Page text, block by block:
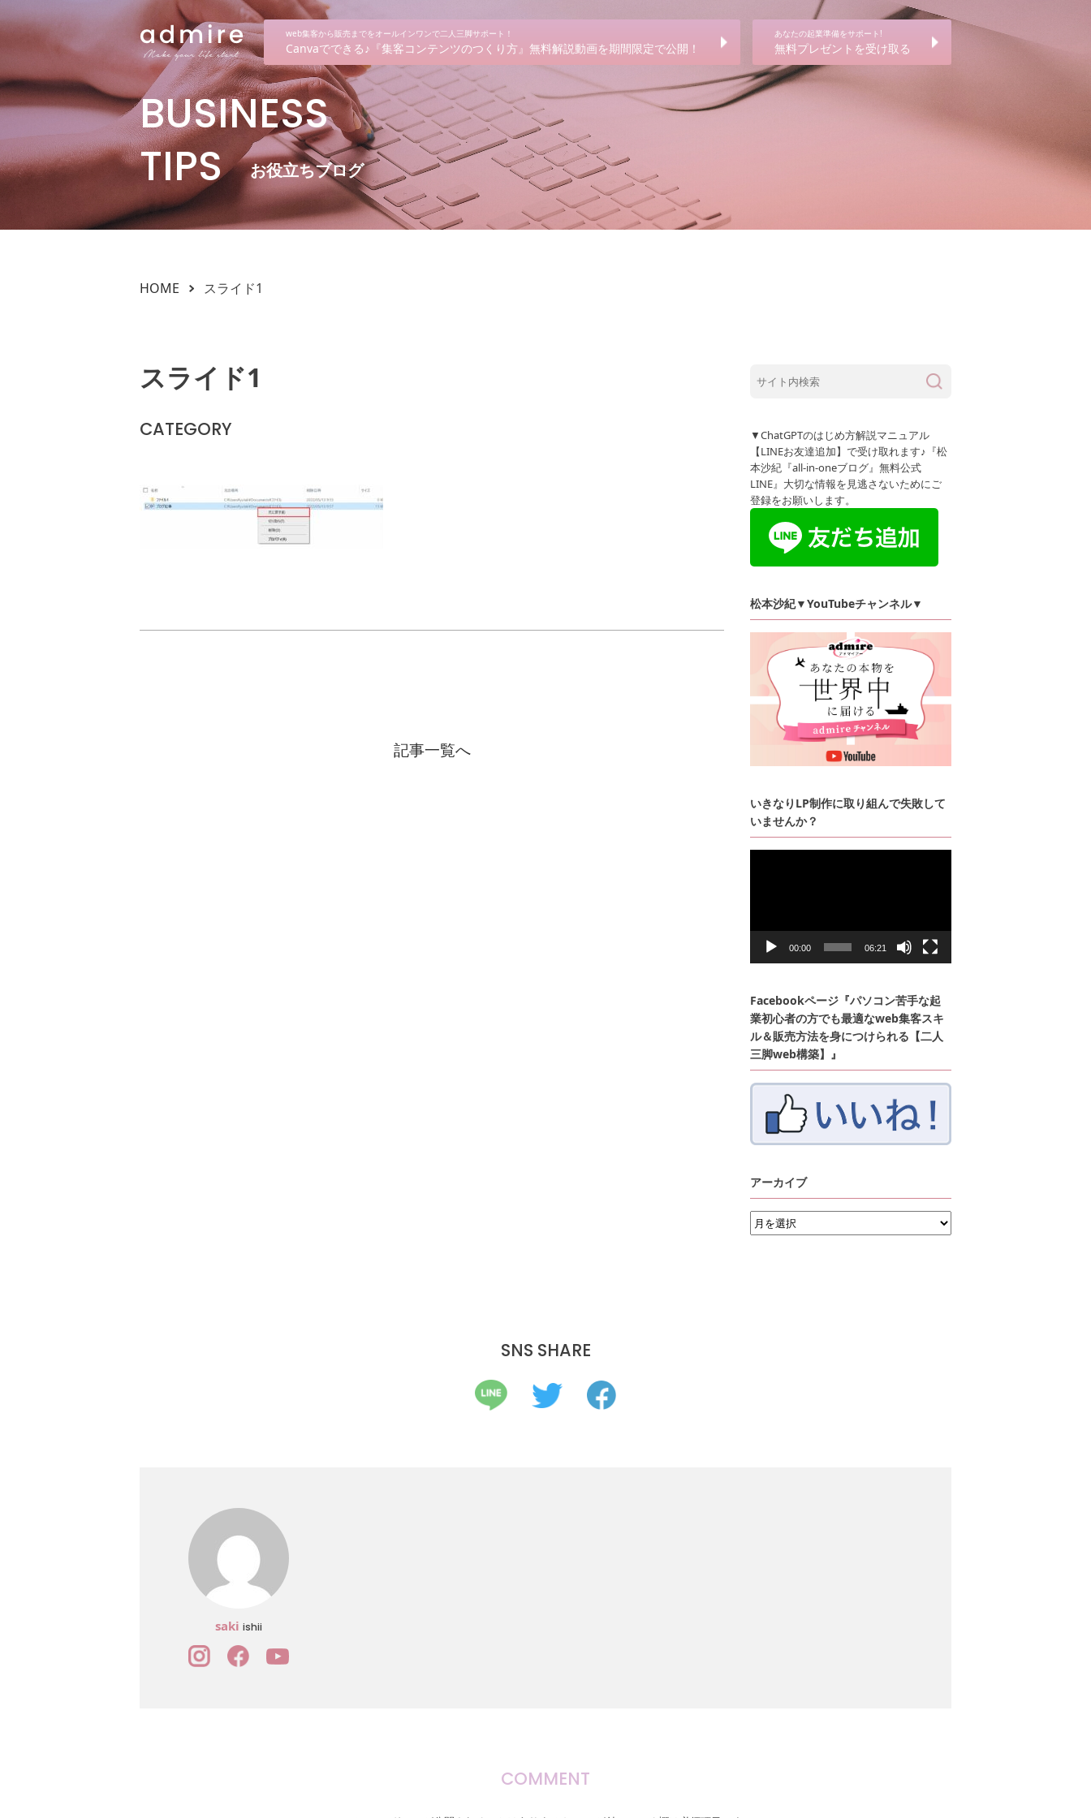
web集客から販売までをオールインワンで二人三脚サポート！
Canvaでできる♪『集客コンテンツのつくり方』無料解説動画を期間限定で公開！
あなたの起業準備をサポート!
無料プレゼントを受け取る
BUSINESS
TIPS
お役立ちブログ
HOME スライド1
スライド1
CATEGORY
記事一覧へ
▼ChatGPTのはじめ方解説マニュアル
【LINEお友達追加】で受け取れます♪『松
本沙紀『all-in-oneブログ』無料公式
LINE』大切な情報を見逃さないためにご
登録をお願いします。
松本沙紀▼YouTubeチャンネル▼
いきなりLP制作に取り組んで失敗して
いませんか？
動
00:00 06:21
Facebookページ『パソコン苦手な起
業初心者の方でも最適なweb集客スキ
ル＆販売方法を身につけられる【二人
三脚web構築】』
アーカイブ
ア
ー
カ
SNS SHARE
saki ishii
COMMENT